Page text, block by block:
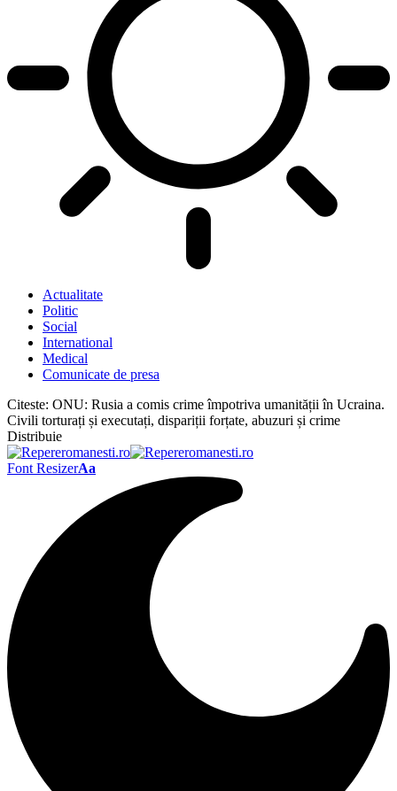
Actualitate
Politic
Social
International
Medical
Comunicate de presa
Citeste: ONU: Rusia a comis crime împotriva umanității în Ucraina.
Civili torturați și executați, dispariții forțate, abuzuri și crime
Distribuie
Font ResizerAa